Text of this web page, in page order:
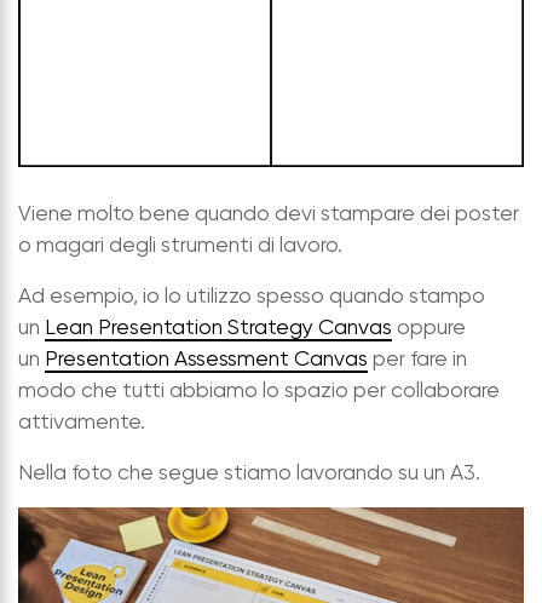
Viene molto bene quando devi stampare dei poster
o magari degli strumenti di lavoro.
Ad esempio, io lo utilizzo spesso quando stampo
un Lean Presentation Strategy Canvas oppure
un Presentation Assessment Canvas per fare in
modo che tutti abbiamo lo spazio per collaborare
attivamente.
Nella foto che segue stiamo lavorando su un A3.